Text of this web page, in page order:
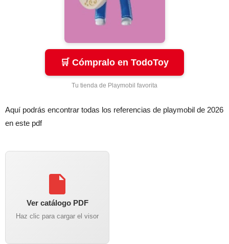
🛒 Cómpralo en TodoToy
Tu tienda de Playmobil favorita
Aquí podrás encontrar todas los referencias de playmobil de 2026
en este pdf
Ver catálogo PDF
Haz clic para cargar el visor